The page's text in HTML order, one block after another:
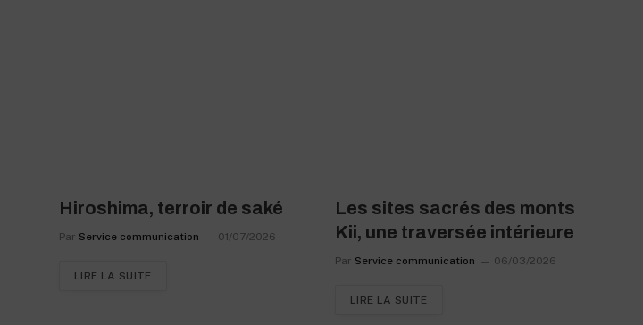
Hiroshima, terroir de saké
Par Service communication 01/07/2026
LIRE LA SUITE
Les sites sacrés des monts
Kii, une traversée intérieure
Par Service communication 06/03/2026
LIRE LA SUITE